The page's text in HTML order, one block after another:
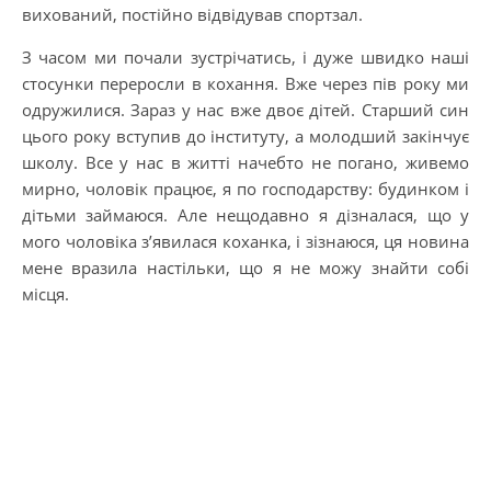
вихований, постійно відвідував спортзал.
З часом ми почали зустрічатись, і дуже швидко наші
стосунки переросли в кохання. Вже через пів року ми
одружилися. Зараз у нас вже двоє дітей. Старший син
цього року вступив до інституту, а молодший закінчує
школу. Все у нас в житті начебто не погано, живемо
мирно, чоловік працює, я по господарству: будинком і
дітьми займаюся. Але нещодавно я дізналася, що у
мого чоловіка з’явилася коханка, і зізнаюся, ця новина
мене вразила настільки, що я не можу знайти собі
місця.